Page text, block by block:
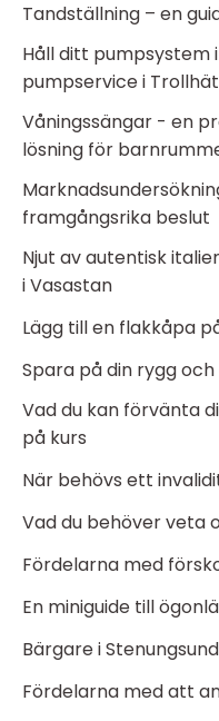
Tandställning – en
Håll ditt pumpsystem
pumpservice i
Våningssängar - en
lösning för
framgångsrika beslut
Njut av autentisk
i Vasastan
Lägg till en flakkåpa
Spara på din rygg
Vad du kan förvänta
på kurs
När behövs ett
Vad du behöver veta
Fördelarna med
En miniguide till
Bärgare i
Fördelarna med att